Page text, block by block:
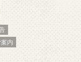
内